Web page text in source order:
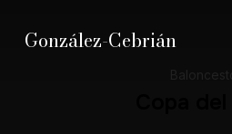
González-Cebrián